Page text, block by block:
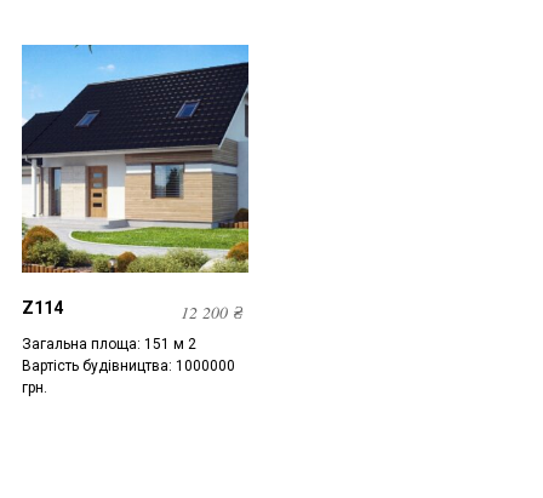
Z114 12 200₴
Загальна площа: 151 м 2
Вартість будівництва: 1000000
грн.